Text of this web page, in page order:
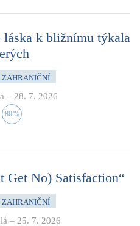
láska k bližnímu týkala
– 28. 7. 2026
80%
Get No) Satisfaction“
– 25. 7. 2026